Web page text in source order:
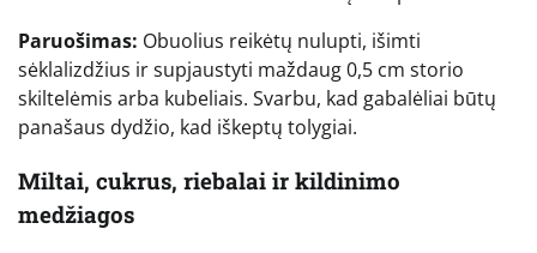
Paruošimas: Obuolius reikėtų nulupti, išimti
sėklalizdžius ir supjaustyti maždaug 0,5 cm storio
skiltelėmis arba kubeliais. Svarbu, kad gabalėliai būtų
panašaus dydžio, kad iškeptų tolygiai.
Miltai, cukrus, riebalai ir kildinimo
medžiagos